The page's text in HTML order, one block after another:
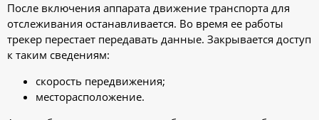
После включения аппарата движение транспорта для
отслеживания останавливается. Во время ее работы
трекер перестает передавать данные. Закрывается доступ
к таким сведениям:
скорость передвижения;
месторасположение.